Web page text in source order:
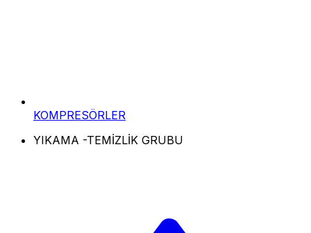
KOMPRESÖRLER
YIKAMA -TEMİZLİK GRUBU